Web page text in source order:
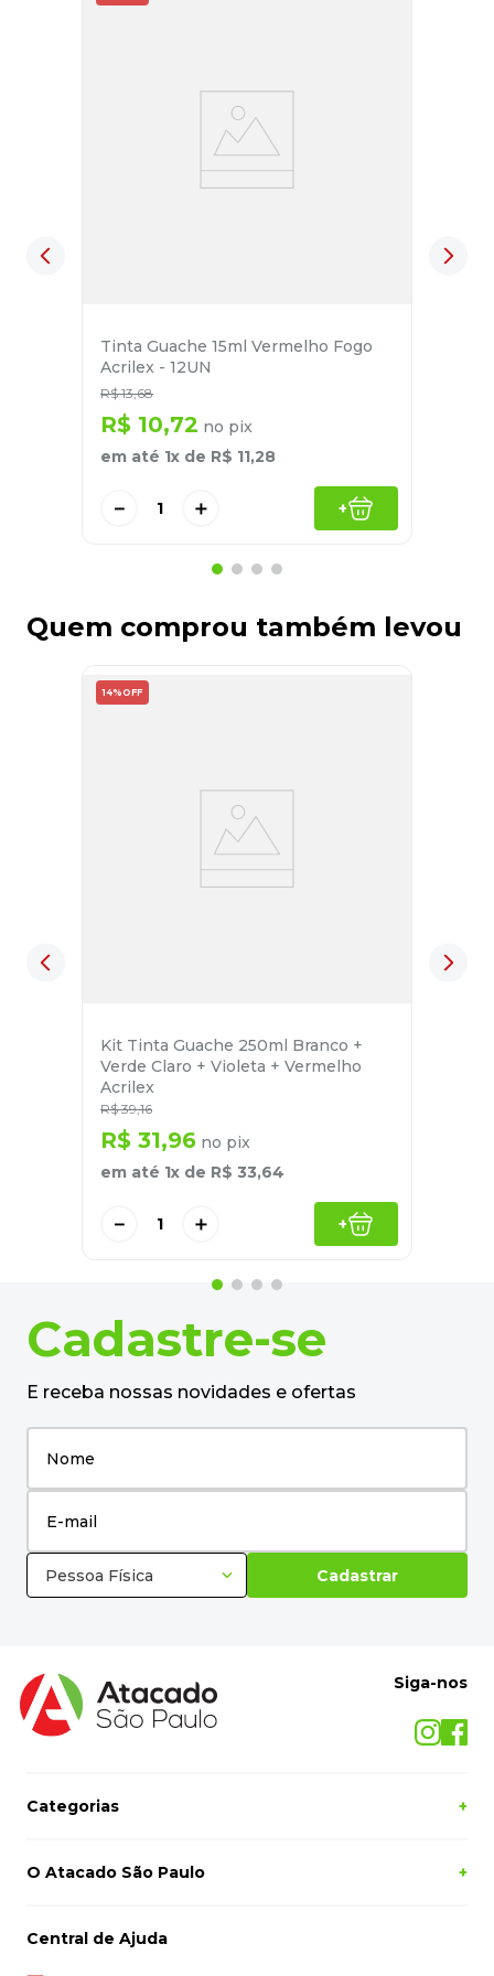
Tinta Guache 15ml Vermelho Fogo
Acrilex - 12UN
R$ 13,68
R$ 10,72 no pix
em até 1x de R$ 11,28
＋
－ +
Quem comprou também levou
14% OFF
Kit Tinta Guache 250ml Branco +
Verde Claro + Violeta + Vermelho
Acrilex
R$ 39,16
R$ 31,96 no pix
em até 1x de R$ 33,64
＋
－ +
Cadastre-se
E receba nossas novidades e ofertas
Pessoa Física Cadastrar
Siga-nos
Categorias +
O Atacado São Paulo +
Central de Ajuda